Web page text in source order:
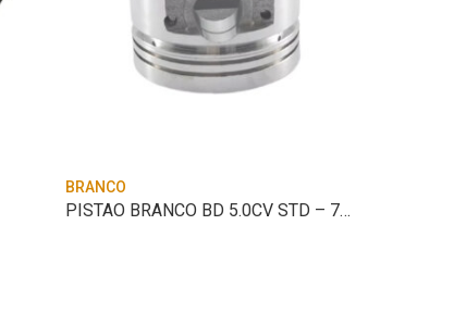
BRANCO
PISTAO BRANCO BD 5.0CV STD – 70MM